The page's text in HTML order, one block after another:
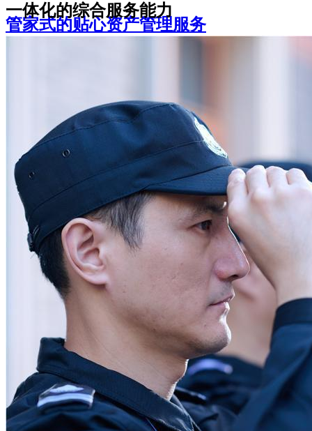
管家式的贴心资产管理服务
散售办公楼
一体化的综合服务能力